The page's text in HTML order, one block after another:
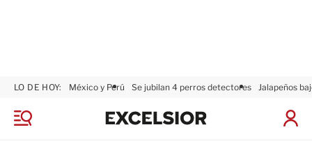
M
LO DE HOY: México y Perú Se jubilan 4 perros detectores Jalapeños
I
x